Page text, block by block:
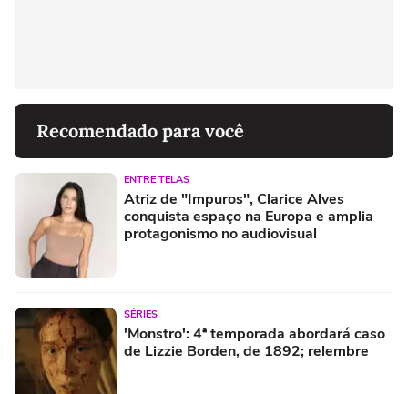
Recomendado para você
ENTRE TELAS
Atriz de "Impuros", Clarice Alves
conquista espaço na Europa e amplia
protagonismo no audiovisual
SÉRIES
'Monstro': 4ª temporada abordará caso
de Lizzie Borden, de 1892; relembre